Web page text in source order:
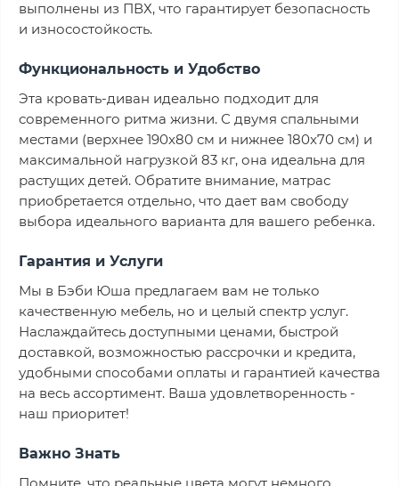
выполнены из ПВХ, что гарантирует безопасность
и износостойкость.
Функциональность и Удобство
Эта кровать-диван идеально подходит для
современного ритма жизни. С двумя спальными
местами (верхнее 190x80 см и нижнее 180x70 см) и
максимальной нагрузкой 83 кг, она идеальна для
растущих детей. Обратите внимание, матрас
приобретается отдельно, что дает вам свободу
выбора идеального варианта для вашего ребенка.
Гарантия и Услуги
Мы в Бэби Юша предлагаем вам не только
качественную мебель, но и целый спектр услуг.
Наслаждайтесь доступными ценами, быстрой
доставкой, возможностью рассрочки и кредита,
удобными способами оплаты и гарантией качества
на весь ассортимент. Ваша удовлетворенность -
наш приоритет!
Важно Знать